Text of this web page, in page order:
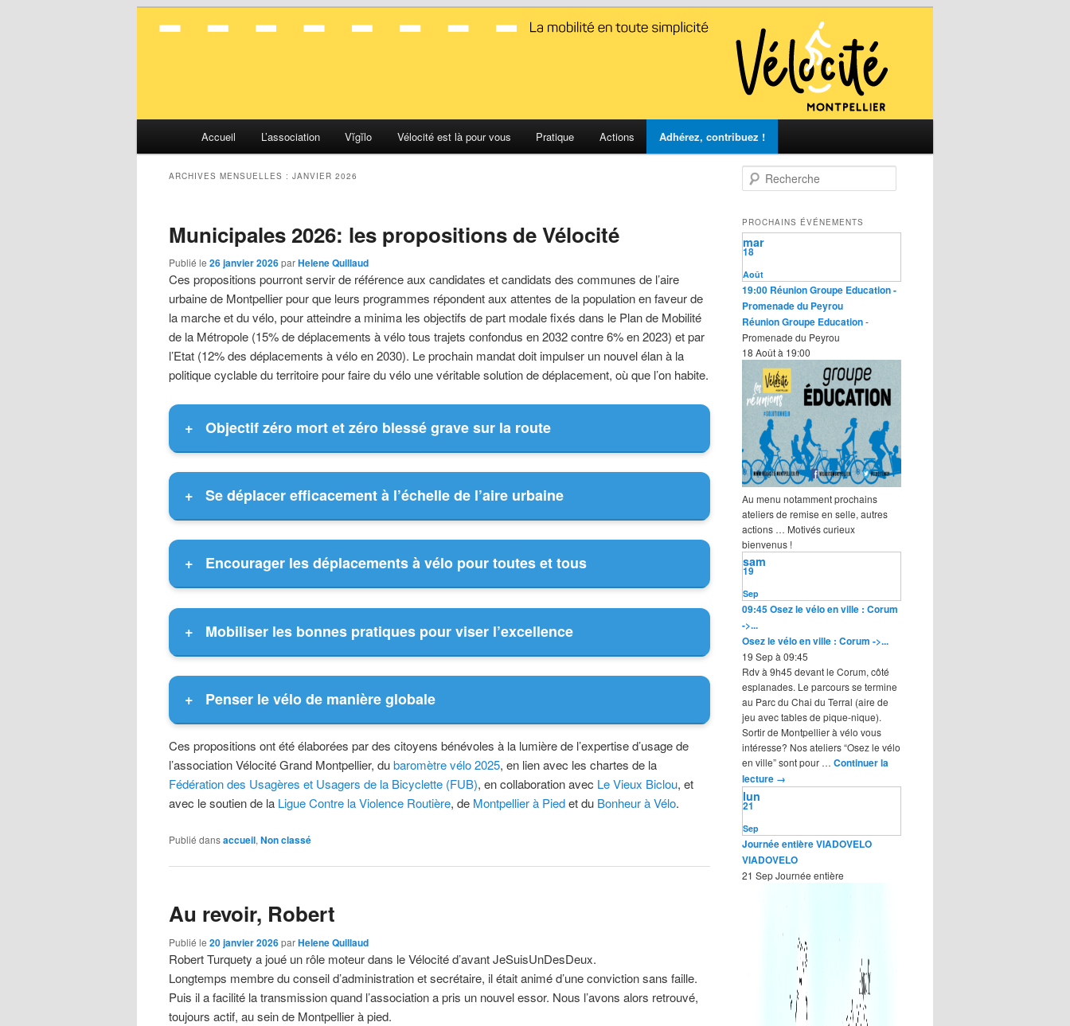
Aller
au
principal
Aller
au
secondaire
Accueil L’association Vĭgĭlo Vélocité est là pour vous Pratique Actions Adhérez, contribuez !
ARCHIVES MENSUELLES : JANVIER 2026
Municipales 2026: les propositions de Vélocité
Publié le 26 janvier 2026parHelene Quillaud
Ces propositions pourront servir de référence aux candidates et candidats des communes de l’aire
urbaine de Montpellier pour que leurs programmes répondent aux attentes de la population en faveur de
la marche et du vélo, pour atteindre a minima les objectifs de part modale fixés dans le Plan de Mobilité
de la Métropole (15% de déplacements à vélo tous trajets confondus en 2032 contre 6% en 2023) et par
l’Etat (12% des déplacements à vélo en 2030). Le prochain mandat doit impulser un nouvel élan à la
politique cyclable du territoire pour faire du vélo une véritable solution de déplacement, où que l’on habite.
+ Objectif zéro mort et zéro blessé grave sur la route
+ Se déplacer efficacement à l’échelle de l’aire urbaine
+ Encourager les déplacements à vélo pour toutes et tous
+ Mobiliser les bonnes pratiques pour viser l’excellence
+ Penser le vélo de manière globale
Ces propositions ont été élaborées par des citoyens bénévoles à la lumière de l’expertise d’usage de
l’association Vélocité Grand Montpellier, dubaromètre vélo 2025, en lien avec les chartes de la
Fédération des Usagères et Usagers de la Bicyclette (FUB), en collaboration avec Le Vieux Biclou, et
avec le soutien de la Ligue Contre la Violence Routière, de Montpellier à Piedet du Bonheur à Vélo.
Publié dansaccueil, Non classé
Au revoir, Robert
Publié le 20 janvier 2026parHelene Quillaud
Robert Turquety a joué un rôle moteur dans le Vélocité d’avant JeSuisUnDesDeux.
Longtemps membre du conseil d’administration et secrétaire, il était animé d’une conviction sans faille.
Puis il a facilité la transmission quand l’association a pris un nouvel essor. Nous l’avons alors retrouvé,
toujours actif, au sein de Montpellier à pied.
e
h
e
r
h
e
PROCHAINS ÉVÉNEMENTS
Août
18
mar
19:00 Réunion Groupe Education-
Promenade du Peyrou
Réunion Groupe Education-
Promenade du Peyrou
18 Août à 19:00
Au menu notamment prochains
ateliers de remise en selle, autres
actions … Motivés curieux
bienvenus !
Sep
19
sam
09:45Osez le vélo en ville : Corum
->...
Osez le vélo en ville : Corum ->...
19 Sep à 09:45
Rdv à 9h45 devant le Corum, côté
esplanades. Le parcours se termine
au Parc du Chai du Terral (aire de
jeu avec tables de pique-nique).
Sortir de Montpellier à vélo vous
intéresse? Nos ateliers “Osez le vélo
en ville” sont pour … Continuer la
lecture →
Sep
21
lun
Journée entièreVIADOVELO
VIADOVELO
21 SepJournée entière